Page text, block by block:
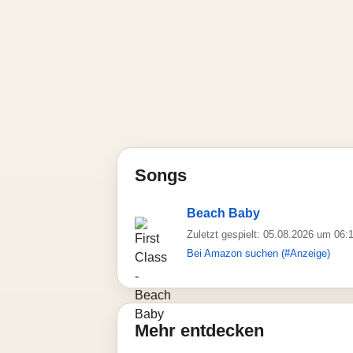
Songs
Beach Baby
Zuletzt gespielt: 05.08.2026 um
Bei Amazon suchen (#Anzeige)
Mehr entdecken